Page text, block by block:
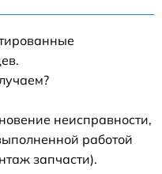
неисправности,
работой
запчасти).